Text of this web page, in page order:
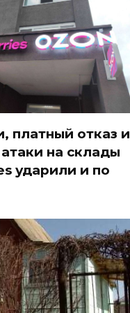
платный отказ и
на склады
ударили и по